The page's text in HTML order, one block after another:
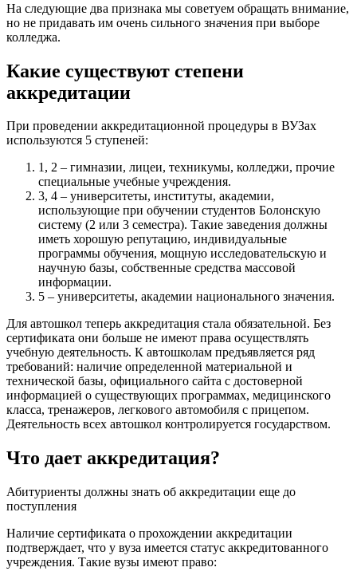
На следующие два признака мы советуем обращать внимание,
но не придавать им очень сильного значения при выборе
колледжа.
Какие существуют степени
аккредитации
При проведении аккредитационной процедуры в ВУЗах
используются 5 ступеней:
1, 2 – гимназии, лицеи, техникумы, колледжи, прочие
специальные учебные учреждения.
3, 4 – университеты, институты, академии,
использующие при обучении студентов Болонскую
систему (2 или 3 семестра). Такие заведения должны
иметь хорошую репутацию, индивидуальные
программы обучения, мощную исследовательскую и
научную базы, собственные средства массовой
информации.
5 – университеты, академии национального значения.
Для автошкол теперь аккредитация стала обязательной. Без
сертификата они больше не имеют права осуществлять
учебную деятельность. К автошколам предъявляется ряд
требований: наличие определенной материальной и
технической базы, официального сайта с достоверной
информацией о существующих программах, медицинского
класса, тренажеров, легкового автомобиля с прицепом.
Деятельность всех автошкол контролируется государством.
Что дает аккредитация?
Абитуриенты должны знать об аккредитации еще до
поступления
Наличие сертификата о прохождении аккредитации
подтверждает, что у вуза имеется статус аккредитованного
учреждения. Такие вузы имеют право: